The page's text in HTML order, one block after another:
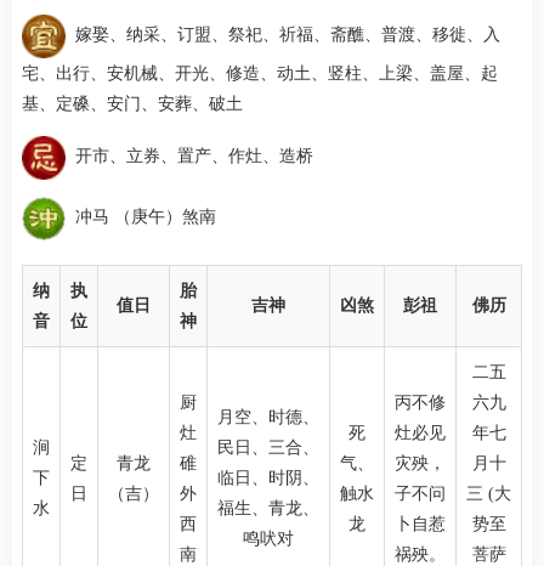
嫁娶、纳采、订盟、祭祀、祈福、斋醮、普渡、移徙、入
宅、出行、安机械、开光、修造、动土、竖柱、上梁、盖屋、起
基、定磉、安门、安葬、破土
开市、立券、置产、作灶、造桥
冲马 （庚午）煞南
纳
音
执
位
值日
胎
神
吉神 凶煞 彭祖 佛历
涧
下
水
定
日
青龙
（吉）
厨
灶
碓
外
西
南
月空、时德、
民日、三合、
临日、时阴、
福生、青龙、
鸣吠对
死
气、
触水
龙
丙不修
灶必见
灾殃，
子不问
卜自惹
祸殃。
二五
六九
年七
月十
三 (大
势至
菩萨